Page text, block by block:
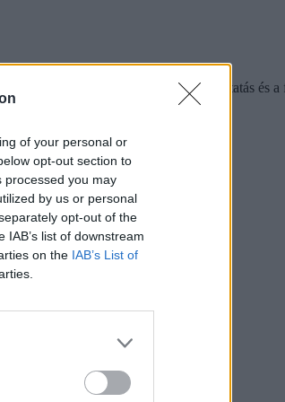
of your personal or
opt-out section to
processed you may
by us or personal
opt-out of the
list of downstream
on the IAB’s List of
felsőoktatás, a közoktatás, a nyelvoktatás és